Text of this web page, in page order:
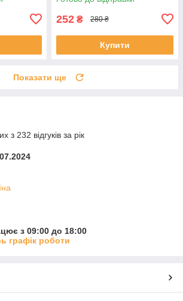
Якість
252 ₴ 280 ₴
Купити
Показати ще
з 232 відгуків за рік
з 09:00 до 18:00
графік роботи